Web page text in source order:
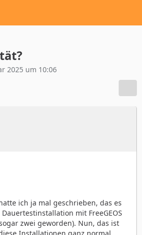
2025 um 10:06
ich ja mal geschrieben, das es
mit FreeGEOS
zwei geworden). Nun, das ist